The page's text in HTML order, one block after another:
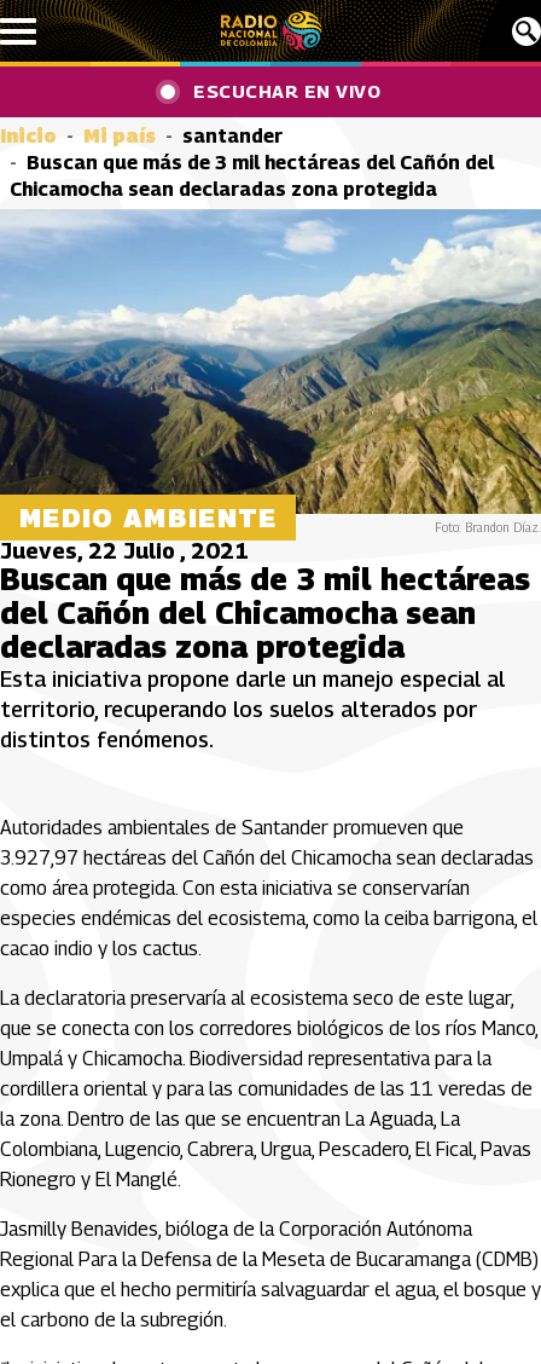
Pasar al contenido principal
ESCUCHAR EN VIVO
Inicio Mi país
santander
Buscan que más de 3 mil hectáreas del Cañón del
Chicamocha sean declaradas zona protegida
MEDIO AMBIENTE Foto: Brandon Díaz.
Jueves, 22 Julio , 2021
Buscan que más de 3 mil hectáreas
del Cañón del Chicamocha sean
declaradas zona protegida
Esta iniciativa propone darle un manejo especial al
territorio, recuperando los suelos alterados por
distintos fenómenos.
Autoridades ambientales de Santander promueven que
3.927,97 hectáreas del Cañón del Chicamocha sean declaradas
como área protegida. Con esta iniciativa se conservarían
especies endémicas del ecosistema, como la ceiba barrigona, el
cacao indio y los cactus.
La declaratoria preservaría al ecosistema seco de este lugar,
que se conecta con los corredores biológicos de los ríos Manco,
Umpalá y Chicamocha. Biodiversidad representativa para la
cordillera oriental y para las comunidades de las 11 veredas de
la zona. Dentro de las que se encuentran La Aguada, La
Colombiana, Lugencio, Cabrera, Urgua, Pescadero, El Fical, Pavas
Rionegro y El Manglé.
Jasmilly Benavides, bióloga de la Corporación Autónoma
Regional Para la Defensa de la Meseta de Bucaramanga (CDMB)
explica que el hecho permitiría salvaguardar el agua, el bosque y
el carbono de la subregión.